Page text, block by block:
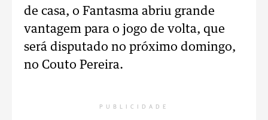
de casa, o Fantasma abriu grande
vantagem para o jogo de volta, que
será disputado no próximo domingo,
no Couto Pereira.
PUBLICIDADE